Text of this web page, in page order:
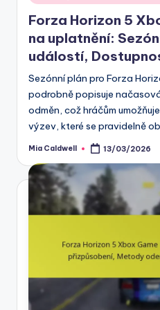
in
Forza Horizon 5
na uplatnění:
událostí,
Sezónní plán pro Forza
podrobně popisuje
odměn, což hráčům
výzev, které se pravidelně
Posted
Mia Caldwell 13/03/2026